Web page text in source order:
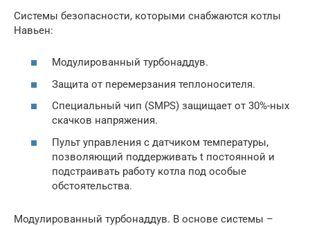
Системы безопасности, которыми снабжаются котлы
Навьен:
Модулированный турбонаддув.
Защита от перемерзания теплоносителя.
Специальный чип (SMPS) защищает от 30%-ных
скачков напряжения.
Пульт управления с датчиком температуры,
позволяющий поддерживать t постоянной и
подстраивать работу котла под особые
обстоятельства.
Модулированный турбонаддув. В основе системы –